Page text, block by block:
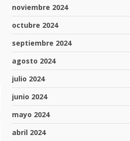
noviembre 2024
octubre 2024
septiembre 2024
agosto 2024
julio 2024
junio 2024
mayo 2024
abril 2024